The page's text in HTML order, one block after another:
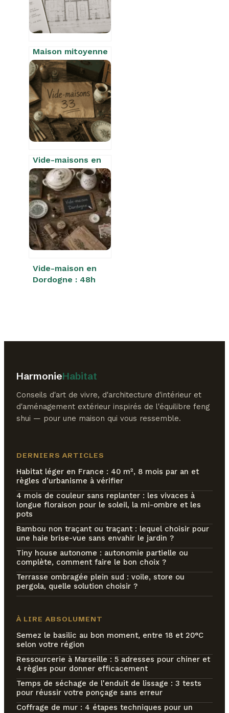
Maison mitoyenne
par le garage :
confort
acoustique ou
risque structurel
?
Vide-maisons en
Gironde : 5
stratégies pour
dénicher des
trésors dans le 33
Vide-maison en
Dordogne : 48h
HarmonieHabitat
Conseils d'art de vivre, d'architecture d'intérieur et
d'aménagement extérieur inspirés de l'équilibre feng
shui — pour une maison qui vous ressemble.
DERNIERS ARTICLES
Habitat léger en France : 40 m², 8 mois par an et
règles d’urbanisme à vérifier
4 mois de couleur sans replanter : les vivaces à
longue floraison pour le soleil, la mi-ombre et les
pots
Bambou non traçant ou traçant : lequel choisir pour
une haie brise-vue sans envahir le jardin ?
Tiny house autonome : autonomie partielle ou
complète, comment faire le bon choix ?
Terrasse ombragée plein sud : voile, store ou
pergola, quelle solution choisir ?
À LIRE ABSOLUMENT
Semez le basilic au bon moment, entre 18 et 20°C
selon votre région
Ressourcerie à Marseille : 5 adresses pour chiner et
4 règles pour donner efficacement
Temps de séchage de l'enduit de lissage : 3 tests
pour réussir votre ponçage sans erreur
Coffrage de mur : 4 étapes techniques pour un